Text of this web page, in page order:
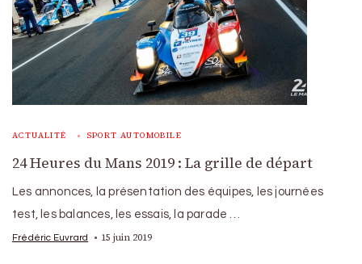
ACTUALITÉ SPORT AUTOMOBILE
24 Heures du Mans 2019 : La grille de départ
Les annonces, la présentation des équipes, les journées
test, les balances, les essais, la parade …
Frédéric Euvrard 15 juin 2019